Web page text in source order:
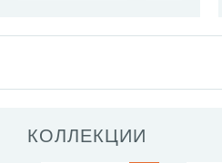
КОЛЛЕКЦИИ